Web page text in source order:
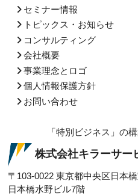
セミナー情報
トピックス・お知らせ
コンサルティング
会社概要
事業理念とロゴ
個人情報保護方針
お問い合わせ
「特別ビジネス」の
株式会社キラーサー
〒103-0022 東京都中央区日本
日本橋水野ビル7階